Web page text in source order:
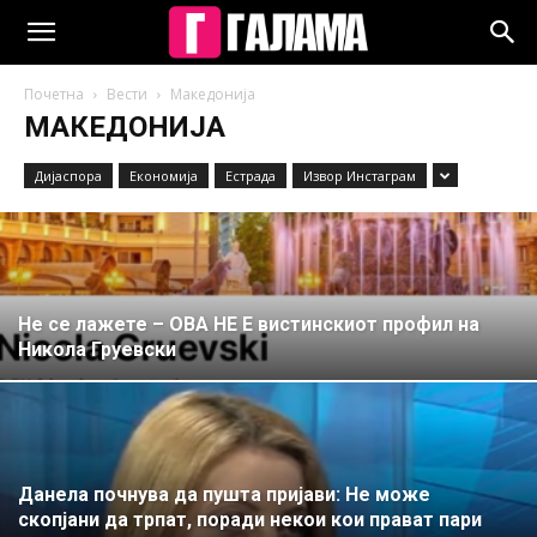
Почетна Вести Македонија
МАКЕДОНИЈА
Дијаспора Економија Естрада Извор Инстаграм
Не се лажете – ОВА НЕ Е вистинскиот профил на
Никола Груевски
Данела почнува да пушта пријави: Не може
скопјани да трпат, поради некои кои прават пари